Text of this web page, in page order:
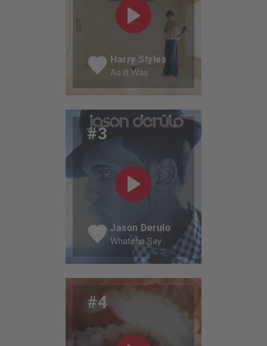
Harry Styles
As It Was
#3
Jason Derulo
Whatcha Say
#4